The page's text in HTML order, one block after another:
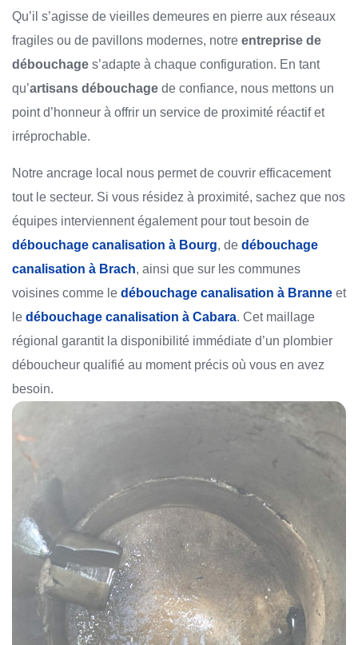
Qu’il s’agisse de vieilles demeures en pierre aux réseaux
fragiles ou de pavillons modernes, notre entreprise de
débouchage s’adapte à chaque configuration. En tant
qu’artisans débouchage de confiance, nous mettons un
point d’honneur à offrir un service de proximité réactif et
irréprochable.
Notre ancrage local nous permet de couvrir efficacement
tout le secteur. Si vous résidez à proximité, sachez que nos
équipes interviennent également pour tout besoin de
débouchage canalisation à Bourg, de débouchage
canalisation à Brach, ainsi que sur les communes
voisines comme le débouchage canalisation à Branne et
le débouchage canalisation à Cabara. Cet maillage
régional garantit la disponibilité immédiate d’un plombier
déboucheur qualifié au moment précis où vous en avez
besoin.